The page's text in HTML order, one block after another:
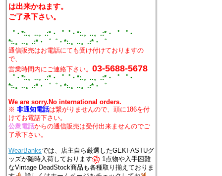
は出来かねます。
ご了承下さい。
゜・*:.。..。.:*・゜゜・*:.。..。.:*・゜ ゜・
*:.。..。.:*・゜゜・*:.。..。.:*・゜
通信販売はお電話にても受け付けておりますの
で、
営業時間内にご連絡下さい。03-5688-5678
゜・*:.。..。.:*・゜゜・*:.。..。.:*・゜ ゜・
*:.。..。.:*・゜゜・*:.。..。.:*・゜
We are sorry.No international orders.
※ 非通知電話は繋がりませんので、頭に186を付
けてお電話下さい。
公衆電話からの通信販売は受付出来ませんのでご
了承下さい。
WearBanksでは、店主自ら厳選したGEKI-ASTUグ
ッズが随時入荷しております
1点物や入手困難
なVintage DeadStock商品も各種取り揃えておりま